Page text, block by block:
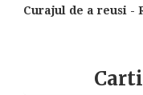
Curajul de a reusi -